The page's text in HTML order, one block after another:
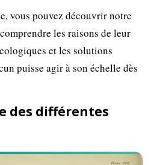
vous pouvez découvrir notre
les raisons de leur
et les solutions
puisse agir à son échelle dès
des différentes